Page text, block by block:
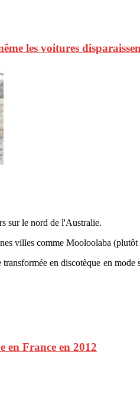
les voitures
sur le nord de l'Australie.
villes comme Mooloolaba
en discotèque en
en France en 2012